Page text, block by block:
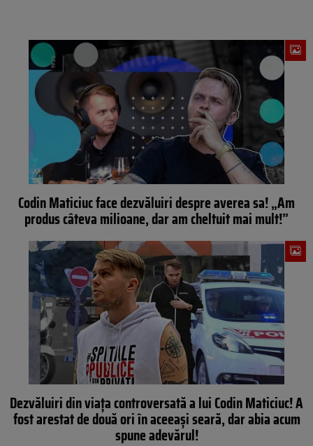
Codin Maticiuc face dezvăluiri despre averea sa! „Am
produs câteva milioane, dar am cheltuit mai mult!”
Dezvăluiri din viața controversată a lui Codin Maticiuc! A
fost arestat de două ori în aceeași seară, dar abia acum
spune adevărul!